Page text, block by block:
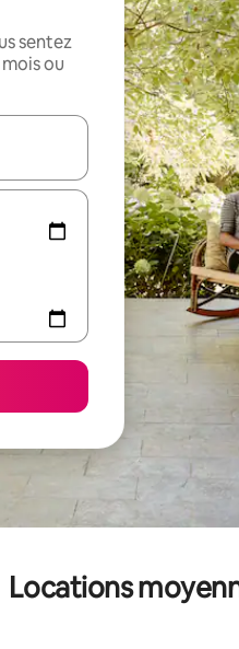
sentez
ou
flèches vers le haut et vers le
Locations